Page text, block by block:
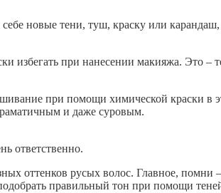
новые тени, туш, краску или
избегать при нанесении макияжа. Это –
при помощи химической краски в
и даже суровым.
ответственно.
оттенков русых волос. Главное, помни –
правильный тон при помощи